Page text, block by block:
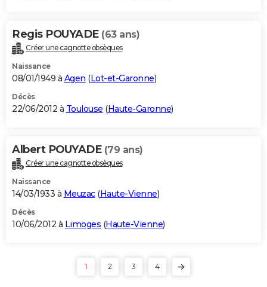
Regis POUYADE (63 ans)
Créer une cagnotte obsèques
Naissance
08/01/1949 à Agen (Lot-et-Garonne)
Décès
22/06/2012 à Toulouse (Haute-Garonne)
Albert POUYADE (79 ans)
Créer une cagnotte obsèques
Naissance
14/03/1933 à Meuzac(Haute-Vienne)
Décès
10/06/2012 à Limoges (Haute-Vienne)
1 2 3 4